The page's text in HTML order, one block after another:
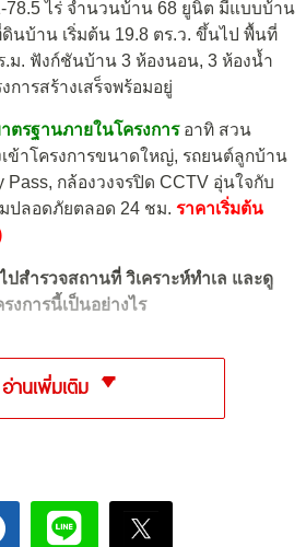
78.5 ไร่ จำนวนบ้าน 68 ยูนิต มีแบบบ้าน
นบ้าน เริ่มต้น 19.8 ตร.ว. ขึ้นไป พื้นที่
ม. ฟังก์ชันบ้าน 3 ห้องนอน, 3 ห้องน้ำ
ารสร้างเสร็จพร้อมอยู่
ตรฐานภายในโครงการอาทิ สวน
ข้าโครงการขนาดใหญ่, รถยนต์ลูกบ้าน
Pass, กล้องวงจรปิด CCTV อุ่นใจกับ
ปลอดภัยตลอด 24 ชม. ราคาเริ่มต้น
สำรวจสถานที่ วิเคราะห์ทำเล และดู
งการนี้เป็นอย่างไร
อ่านเพิ่มเติม